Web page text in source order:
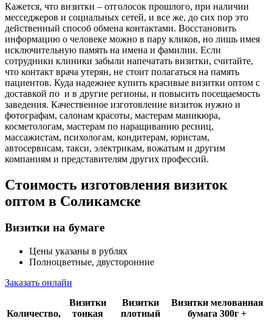
Кажется, что визитки – отголосок прошлого, при наличии
месседжеров и социальных сетей, и все же, до сих пор это
действенный способ обмена контактами. Восстановить
информацию о человеке можно в пару кликов, но лишь имея
исключительную память на имена и фамилии. Если
сотрудники клиники забыли напечатать визитки, считайте,
что контакт врача утерян, не стоит полагаться на память
пациентов. Куда надежнее купить красивые визитки оптом с
доставкой по и в другие регионы, и повысить посещаемость
заведения. Качественное изготовление визиток нужно и
фотографам, салонам красоты, мастерам маникюра,
косметологам, мастерам по наращиванию ресниц,
массажистам, психологам, кондитерам, юристам,
автосервисам, такси, электрикам, вожатым и другим
компаниям и представителям других профессий.
Стоимость изготовления визиток
оптом в Соликамске
Визитки на бумаге
Цены указаны в рублях
Полноцветные, двусторонние
Заказать онлайн
Количество,
Визитки
тонкая
Визитки
плотный
Визитки мелованная
бумага 300г +